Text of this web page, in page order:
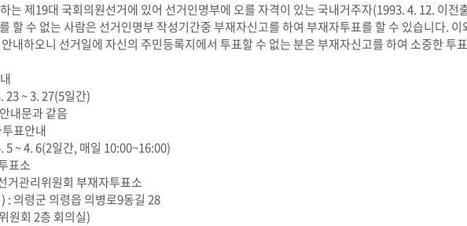
는 제19대 국회의원선거에 있어 선거인명부에 오를 자격이 있는 국내거주자(1993. 4. 12. 이전
할 수 없는 사람은 선거인명부 작성기간중 부재자신고를 하여 부재자투표를 할 수 있습니다.
내하오니 선거일에 자신의 주민등록지에서 투표할 수 없는 분은 부재자신고를 하여 소중한 투
~ 3. 27(5일간)
내문과 같음
표안내
~ 4. 6(2일간, 매일 10:00~16:00)
표소
거관리위원회 부재자투표소
의령군 의령읍 의병로9동길 28
원회 2층 회의실)